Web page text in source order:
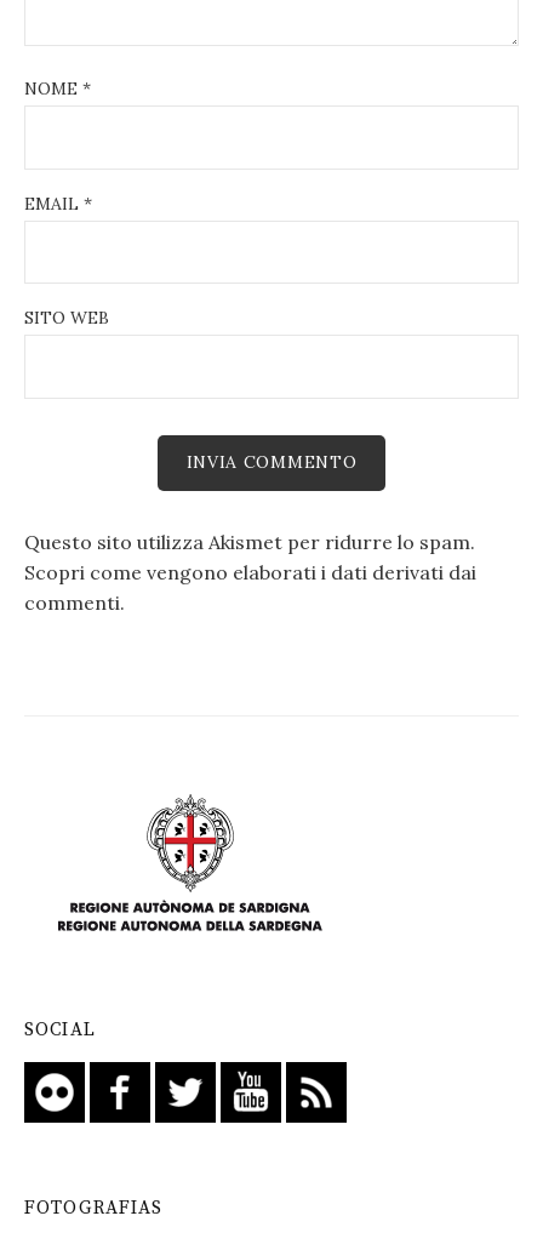
NOME *
EMAIL *
SITO WEB
Questo sito utilizza Akismet per ridurre lo spam.
Scopri come vengono elaborati i dati derivati dai
commenti.
SOCIAL
FOTOGRAFIAS